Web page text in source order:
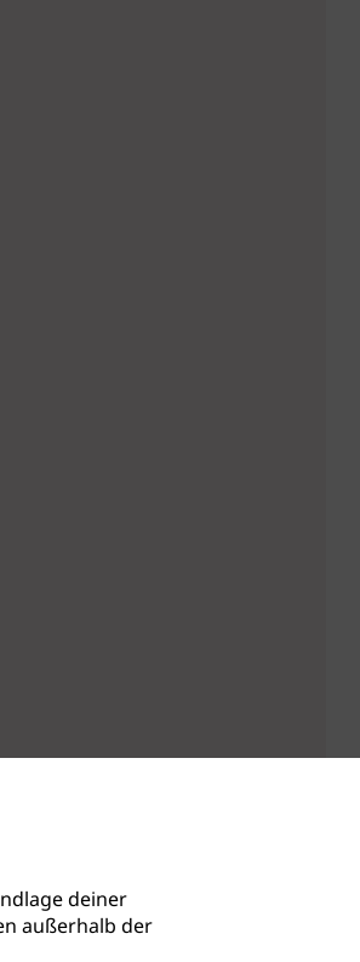
deiner
außerhalb der